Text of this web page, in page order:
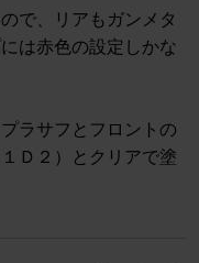
で、リアもガンメタ
は赤色の設定しかな
ラサフとフロントの
Ｄ２）とクリアで塗